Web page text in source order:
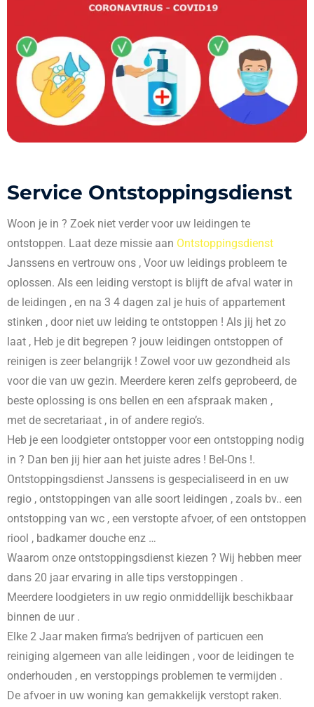
Service Ontstoppingsdienst
Woon je in ? Zoek niet verder voor uw leidingen te
ontstoppen. Laat deze missie aan Ontstoppingsdienst
Janssens en vertrouw ons , Voor uw leidings probleem te
oplossen. Als een leiding verstopt is blijft de afval water in
de leidingen , en na 3 4 dagen zal je huis of appartement
stinken , door niet uw leiding te ontstoppen ! Als jij het zo
laat , Heb je dit begrepen ? jouw leidingen ontstoppen of
reinigen is zeer belangrijk ! Zowel voor uw gezondheid als
voor die van uw gezin. Meerdere keren zelfs geprobeerd, de
beste oplossing is ons bellen en een afspraak maken ,
met de secretariaat , in of andere regio’s.
Heb je een loodgieter ontstopper voor een ontstopping nodig
in ? Dan ben jij hier aan het juiste adres ! Bel-Ons !.
Ontstoppingsdienst Janssens is gespecialiseerd in en uw
regio , ontstoppingen van alle soort leidingen , zoals bv.. een
ontstopping van wc , een verstopte afvoer, of een ontstoppen
riool , badkamer douche enz …
Waarom onze ontstoppingsdienst kiezen ? Wij hebben meer
dans 20 jaar ervaring in alle tips verstoppingen .
Meerdere loodgieters in uw regio onmiddellijk beschikbaar
binnen de uur .
Elke 2 Jaar maken firma’s bedrijven of particuen een
reiniging algemeen van alle leidingen , voor de leidingen te
onderhouden , en verstoppings problemen te vermijden .
De afvoer in uw woning kan gemakkelijk verstopt raken.